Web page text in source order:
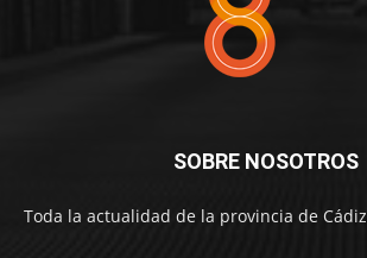
SOBRE NOSOTROS
Toda la actualidad de la provincia de Cádiz